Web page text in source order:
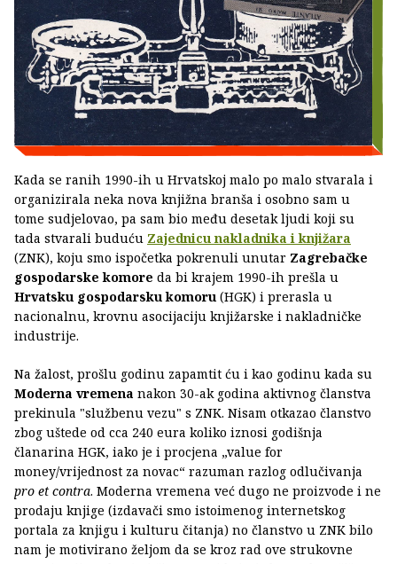
Kada se ranih 1990-ih u Hrvatskoj malo po malo stvarala i
organizirala neka nova knjižna branša i osobno sam u
tome sudjelovao, pa sam bio među desetak ljudi koji su
tada stvarali buduću Zajednicu nakladnika i knjižara
(ZNK), koju smo ispočetka pokrenuli unutar Zagrebačke
gospodarske komore da bi krajem 1990-ih prešla u
Hrvatsku gospodarsku komoru (HGK) i prerasla u
nacionalnu, krovnu asocijaciju knjižarske i nakladničke
industrije.
Na žalost, prošlu godinu zapamtit ću i kao godinu kada su
Moderna vremena nakon 30-ak godina aktivnog članstva
prekinula "službenu vezu" s ZNK. Nisam otkazao članstvo
zbog uštede od cca 240 eura koliko iznosi godišnja
članarina HGK, iako je i procjena „value for
money/vrijednost za novac“ razuman razlog odlučivanja
pro et contra. Moderna vremena već dugo ne proizvode i ne
prodaju knjige (izdavači smo istoimenog internetskog
portala za knjigu i kulturu čitanja) no članstvo u ZNK bilo
nam je motivirano željom da se kroz rad ove strukovne